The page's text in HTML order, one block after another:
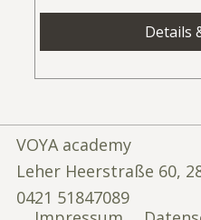
Details
VOYA academy
Leher Heerstraße 60,
0421 51847089